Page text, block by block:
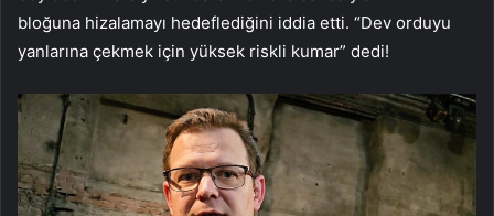
bloğuna hizalamayı hedeflediğini iddia etti. “Dev orduyu
yanlarına çekmek için yüksek riskli kumar” dedi!